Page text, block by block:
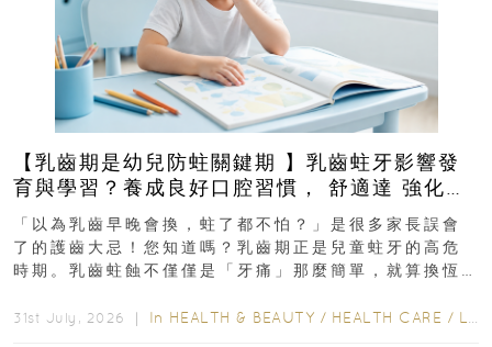
【乳齒期是幼兒防蛀關鍵期 】乳齒蛀牙影響發
育與學習？養成良好口腔習慣， 舒適達 強化琺
瑯質 兒童牙膏防護指南
「以為乳齒早晚會換，蛀了都不怕？」是很多家長誤會
了的護齒大忌！您知道嗎？乳齒期正是兒童蛀牙的高危
時期。乳齒蛀蝕不僅僅是「牙痛」那麼簡單，就算換恆
31st July, 2026 ｜ In HEALTH & BEAUTY / HEALTH CARE / LIFESTYLE